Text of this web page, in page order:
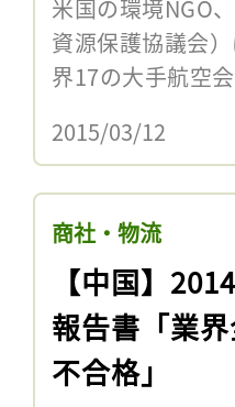
米国の環境NGO
資源保護協議会
界17の大手航空
2015/03/12
商社・物流
【中国】
報告書「業
不合格」